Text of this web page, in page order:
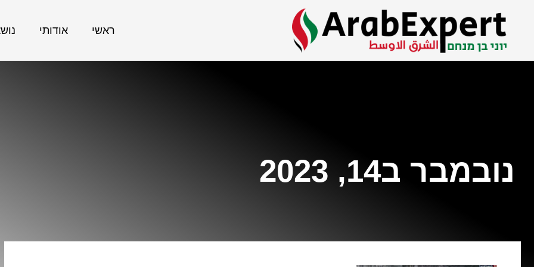
ראשי אודותי
נובמבר ב14, 2023